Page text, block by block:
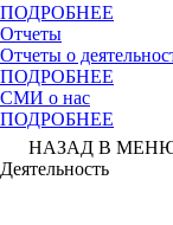
ПОДРОБНЕЕ
Отчеты
Отчеты о
ПОДРОБНЕЕ
СМИ о нас
ПОДРОБНЕЕ
НАЗАД В
Деятельность